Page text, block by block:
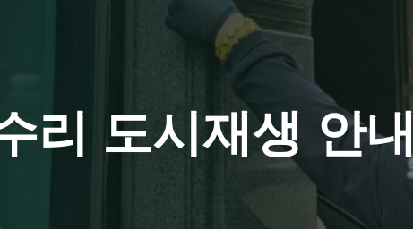
리 도시재생 안내